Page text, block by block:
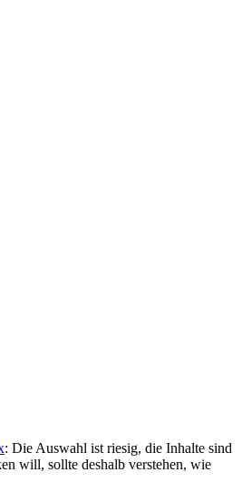
: Die Auswahl ist riesig, die Inhalte sind
will, sollte deshalb verstehen, wie